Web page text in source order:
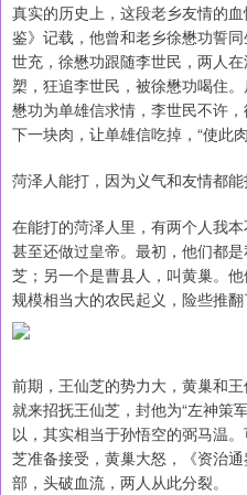
真实的历史上，这段老乡友情的
鉴》记载，他曾和老乡徐懋功誓
世充，徐懋功跟随李世民，两人
槊，狂追李世民，被徐懋功喝住
懋功为单雄信求情，李世民不许
下一块肉，让单雄信吃掉，“使此
菏泽人能打，因为义气和友情都能
在能打的菏泽人里，有两个人我
甚至还做过皇帝。最初，他们都
芝；另一个是曹县人，叫黄巢。
规模相当大的农民起义，险些推翻
前期，王仙芝的势力大，黄巢和
就来招抚王仙芝，封他为“左神策
以，其实相当于孙悟空的弼马温
芝准备接受，黄巢大怒，《资治
部，头破血流，两人从此分裂。